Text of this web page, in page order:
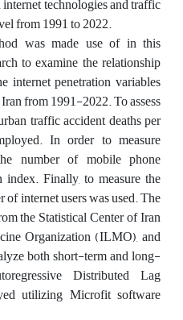
from 1991 to 2022.
was made use of in this
to examine the relationship
internet penetration variables
from 1991-2022. To assess
traffic accident deaths per
In order to measure
number of mobile phone
Finally, to measure the
internet users was used. The
the Statistical Center of Iran
Organization (ILMO), and
both short-term and long-
Distributed Lag
utilizing Microfit software